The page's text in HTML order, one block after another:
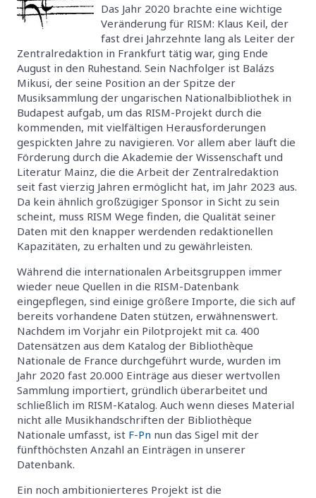
Das Jahr 2020 brachte eine wichtige
Veränderung für RISM: Klaus Keil, der
fast drei Jahrzehnte lang als Leiter der
Zentralredaktion in Frankfurt tätig war, ging Ende
August in den Ruhestand. Sein Nachfolger ist Balázs
Mikusi, der seine Position an der Spitze der
Musiksammlung der ungarischen Nationalbibliothek in
Budapest aufgab, um das RISM-Projekt durch die
kommenden, mit vielfältigen Herausforderungen
gespickten Jahre zu navigieren. Vor allem aber läuft die
Förderung durch die Akademie der Wissenschaft und
Literatur Mainz, die die Arbeit der Zentralredaktion
seit fast vierzig Jahren ermöglicht hat, im Jahr 2023 aus.
Da kein ähnlich großzügiger Sponsor in Sicht zu sein
scheint, muss RISM Wege finden, die Qualität seiner
Daten mit den knapper werdenden redaktionellen
Kapazitäten, zu erhalten und zu gewährleisten.
Während die internationalen Arbeitsgruppen immer
wieder neue Quellen in die RISM-Datenbank
eingepflegen, sind einige größere Importe, die sich auf
bereits vorhandene Daten stützen, erwähnenswert.
Nachdem im Vorjahr ein Pilotprojekt mit ca. 400
Datensätzen aus dem Katalog der Bibliothèque
Nationale de France durchgeführt wurde, wurden im
Jahr 2020 fast 20.000 Einträge aus dieser wertvollen
Sammlung importiert, gründlich überarbeitet und
schließlich im RISM-Katalog. Auch wenn dieses Material
nicht alle Musikhandschriften der Bibliothèque
Nationale umfasst, ist F-Pn nun das Sigel mit der
fünfthöchsten Anzahl an Einträgen in unserer
Datenbank.
Ein noch ambitionierteres Projekt ist die